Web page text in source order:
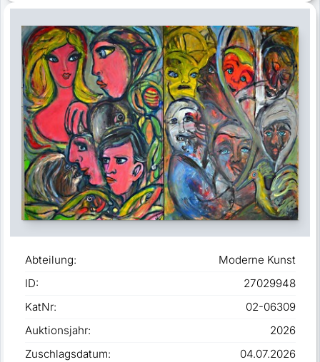
Abteilung:
Moderne Kunst
ID:
27029948
KatNr:
02-06309
Auktionsjahr:
2026
Zuschlagsdatum:
04.07.2026